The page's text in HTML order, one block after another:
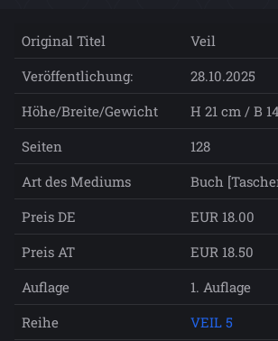
Original Titel
Veil
Veröffentlichung:
28.10.2025
Höhe/Breite/Gewicht
H 21 cm / B
Seiten
128
Art des Mediums
Buch
Preis DE
EUR 18.00
Preis AT
EUR 18.50
Auflage
1. Auflage
Reihe
VEIL 5